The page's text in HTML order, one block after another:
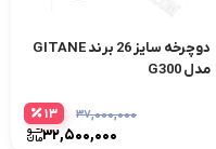
دوچرخه سایز 26 برند GITANE
مدل G300
37,000,000
32,500,000
13